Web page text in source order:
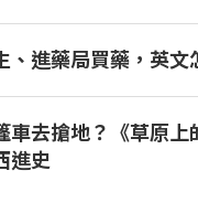
、進藥局買藥，英文
車去搶地？《草原上
進史